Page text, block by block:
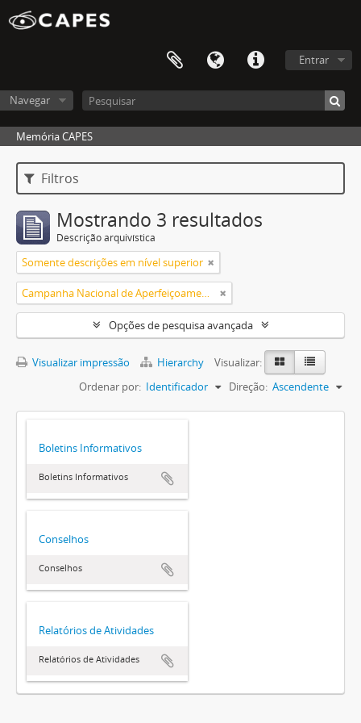
Entrar
Navegar
Memória CAPES
Filtros
Mostrando 3 resultados
Descrição arquivística
Somente descrições em nível superior
Campanha Nacional de Aperfeiçoamento de Pessoal de Nível Superior (CAPES)
Opções de pesquisa avançada
Visualizar impressão Hierarchy
Visualizar:
Ordenar por: Identificador Direção: Ascendente
Boletins Informativos
Boletins Informativos
Conselhos
Conselhos
Relatórios de Atividades
Relatórios de Atividades